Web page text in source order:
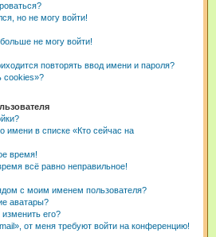
но не могу войти!
не могу войти!
повторять ввод имени и пароля?
cookies»?
имени в списке «Кто сейчас на
время!
всё равно неправильное!
с моим именем пользователя?
аватары?
изменить его?
от меня требуют войти на конференцию!